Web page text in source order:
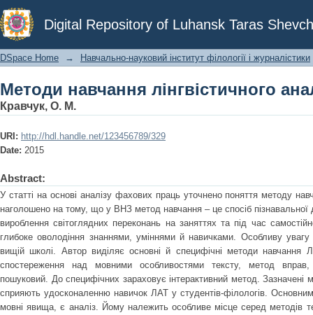
Digital Repository of Luhansk Taras
Методи навчання лінгвістичного
DSpace Home → Навчально-науковий інститут філології і журналістики
Методи навчання лінгвістичного
Кравчук, О. М.
URI: http://hdl.handle.net/123456789/329
Date: 2015
Abstract:
У статті на основі аналізу фахових праць уточнено поняття методу
наголошено на тому, що у ВНЗ метод навчання – це спосіб пізнавальної
вироблення світоглядних переконань на заняттях та під час
глибоке оволодіння знаннями, уміннями й навичками. Особливу
вищій школі. Автор виділяє основні й специфічні методи навчання
спостереження над мовними особливостями тексту, метод
пошуковий. До специфічних зараховує інтерактивний метод. Зазначені
сприяють удосконаленню навичок ЛАТ у студентів-філологів.
мовні явища, є аналіз. Йому належить особливе місце серед методів